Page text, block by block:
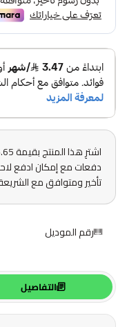
اشترِ هذا المنتج بقيمة 35.65
دفعات مع إمكان ادفع
تأخير ومتوافق مع
رقم الموديل
التفاصيل